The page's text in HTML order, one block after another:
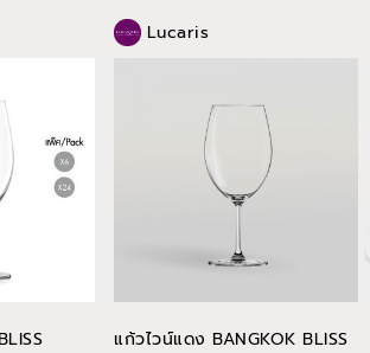
Lucaris
แก้วไวน์แดง BANGKOK BLISS